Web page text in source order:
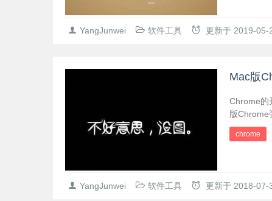
YangJunwei 软件工具 更新于 2019-05-
Mac版
Chrome的
版Chrome
chrome
YangJunwei 软件工具 更新于 2018-07-